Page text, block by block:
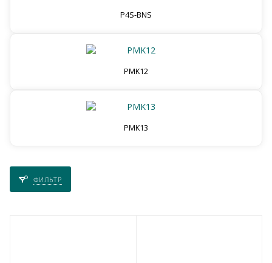
P4S-BNS
PMK12
PMK13
ФИЛЬТР